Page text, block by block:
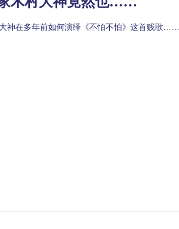
神在多年前如何演绎《不怕不怕》这首贱歌